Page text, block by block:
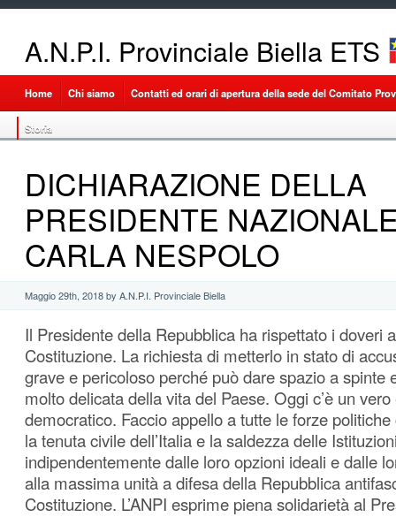
A.N.P.I. Provinciale Biella ETS
Home Chi siamo Contatti ed orari di apertura della sede del Comitato
Storia
DICHIARAZIONE DELLA
PRESIDENTE
CARLA NESPOLO
Maggio 29th, 2018 by A.N.P.I. Provinciale Biella
Il Presidente della Repubblica ha rispettato i doveri
Costituzione. La richiestadi metterlo in stato di
grave e pericoloso perché può dare spazio a spinte
molto delicata della vita del Paese. Oggi c’è un
democratico. Faccio appello a tutte le forze
la tenuta civile dell’Italia e la saldezza delle
indipendentemente dalle loro opzioni ideali e dalle
alla massima unità a difesa della Repubblica
Costituzione. L’ANPI esprime piena solidarietà al